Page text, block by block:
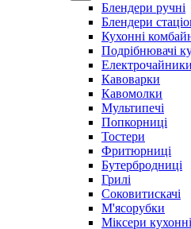
Блендери ручні
Блендери
Кухонні
Подрібнювачі
Електрочайники
Кавоварки
Кавомолки
Мультипечі
Попкорниці
Тостери
Фритюрниці
Бутербродниці
Грилі
Соковитискачі
М'ясорубки
Міксери кухонні